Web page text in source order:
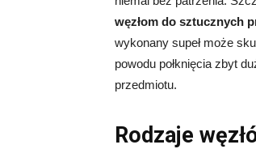
węzłom do sztucznych
wykonany supeł może
powodu połknięcia zbyt
przedmiotu.
Rodzaje